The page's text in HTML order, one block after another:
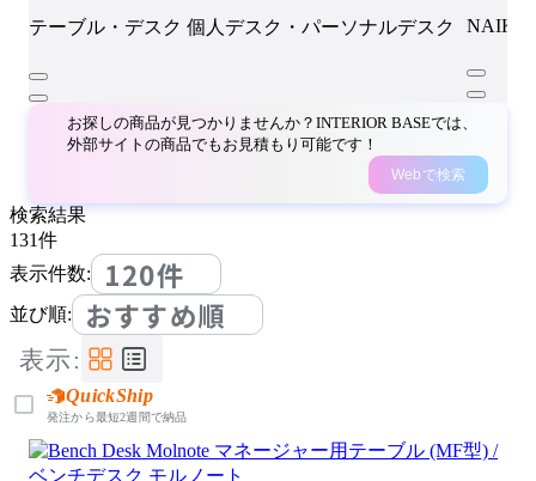
テーブル・デスク 個人デスク・パーソナルデスク NAIKI
お探しの商品が見つかりませんか？INTERIOR BASEでは、
外部サイトの商品でもお見積もり可能です！
Webで検索
検索結果
131件
表示件数:
120件
並び順: おすすめ順
表示:
QuickShip
発注から最短2週間で納品